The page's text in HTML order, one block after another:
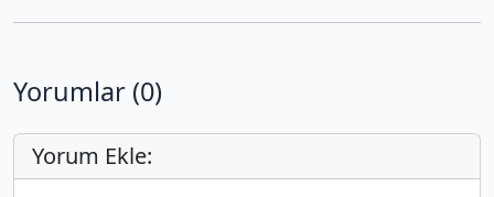
Yorumlar (0)
Yorum Ekle: